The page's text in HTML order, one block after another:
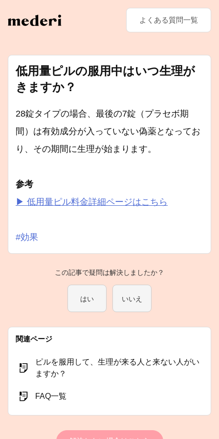
よくある質問一覧
低用量ピルの服用中はいつ生理が
きますか？
28錠タイプの場合、最後の7錠（プラセボ期
間）は有効成分が入っていない偽薬となってお
り、その期間に生理が始まります。
参考
▶ 低用量ピル料金詳細ページはこちら
#効果
この記事で疑問は解決しましたか？
はい いいえ
関連ページ
ピルを服用して、生理が来る人と来ない人がい
ますか？
FAQ一覧